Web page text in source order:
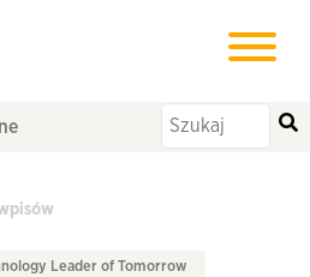
Leader of Tomorrow